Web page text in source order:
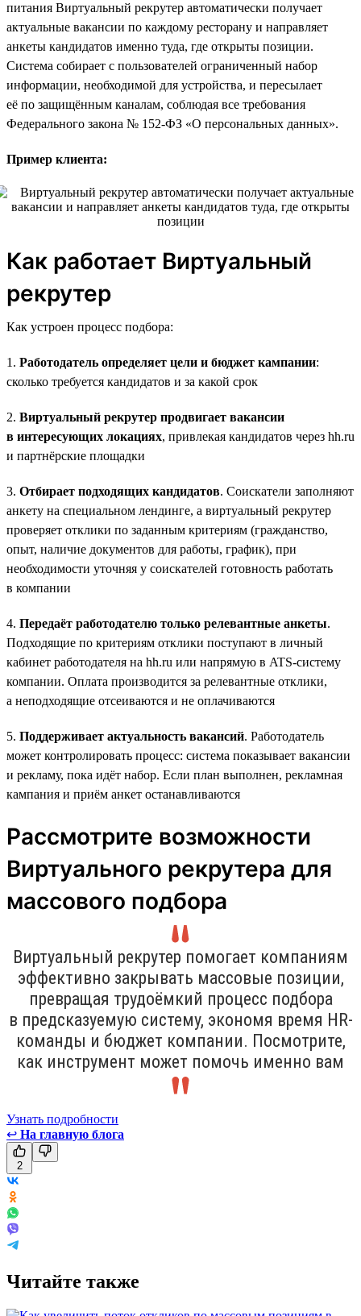
питания Виртуальный рекрутер автоматически получает
актуальные вакансии по каждому ресторану и направляет
анкеты кандидатов именно туда, где открыты позиции.
Система собирает с пользователей ограниченный набор
информации, необходимой для устройства, и пересылает
её по защищённым каналам, соблюдая все требования
Федерального закона № 152-ФЗ «О персональных данных».
Пример клиента:
Как работает Виртуальный
рекрутер
Как устроен процесс подбора:
1. Работодатель определяет цели и бюджет кампании:
сколько требуется кандидатов и за какой срок
2. Виртуальный рекрутер продвигает вакансии
в интересующих локациях, привлекая кандидатов через hh.ru
и партнёрские площадки
3. Отбирает подходящих кандидатов. Соискатели заполняют
анкету на специальном лендинге, а виртуальный рекрутер
проверяет отклики по заданным критериям (гражданство,
опыт, наличие документов для работы, график), при
необходимости уточняя у соискателей готовность работать
в компании
4. Передаёт работодателю только релевантные анкеты.
Подходящие по критериям отклики поступают в личный
кабинет работодателя на hh.ru или напрямую в ATS-систему
компании. Оплата производится за релевантные отклики,
а неподходящие отсеиваются и не оплачиваются
5. Поддерживает актуальность вакансий. Работодатель
может контролировать процесс: система показывает вакансии
и рекламу, пока идёт набор. Если план выполнен, рекламная
кампания и приём анкет останавливаются
Рассмотрите возможности
Виртуального рекрутера для
массового подбора
Виртуальный рекрутер помогает компаниям
эффективно закрывать массовые позиции,
превращая трудоёмкий процесс подбора
в предсказуемую систему, экономя время HR-
команды и бюджет компании. Посмотрите,
как инструмент может помочь именно вам
Узнать подробности
↩ На главную блога
2
Читайте также